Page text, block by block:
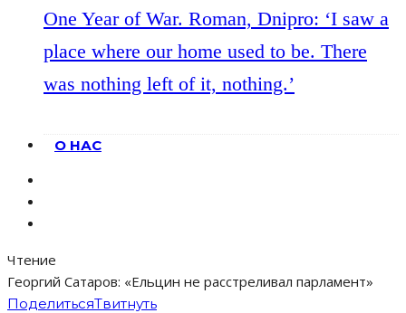
One Year of War. Roman, Dnipro: ‘I saw a
place where our home used to be. There
was nothing left of it, nothing.’
О НАС
Чтение
Георгий Сатаров: «Ельцин не расстреливал парламент»
ПоделитьсяТвитнуть